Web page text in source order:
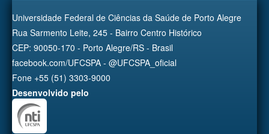
Universidade Federal de Ciências da Saúde de Porto Alegre
Rua Sarmento Leite, 245 - Bairro Centro Histórico
CEP: 90050-170 - Porto Alegre/RS - Brasil
facebook.com/UFCSPA - @UFCSPA_oficial
Fone +55 (51) 3303-9000
Desenvolvido pelo